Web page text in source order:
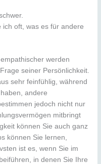
oft, was es für andere
werden
seiner Persönlichkeit.
sehr feinfühlig, während
andere
jedoch nicht nur
mitbringt
können Sie auch ganz
können Sie lernen,
ist es, wenn Sie im
in denen Sie Ihre